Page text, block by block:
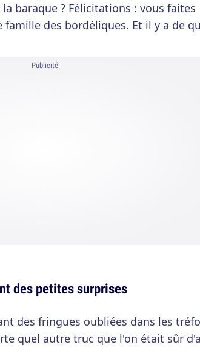
baraque ? Félicitations : vous faites
des bordéliques. Et il y a de
Publicité
des petites surprises
des fringues oubliées dans les
quel autre truc que l'on était sûr